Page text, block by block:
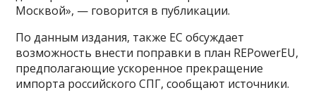
Москвой», — говорится в публикации.
По данным издания, также ЕС обсуждает
возможность внести поправки в план REPowerEU,
предполагающие ускоренное прекращение
импорта российского СПГ, сообщают источники.